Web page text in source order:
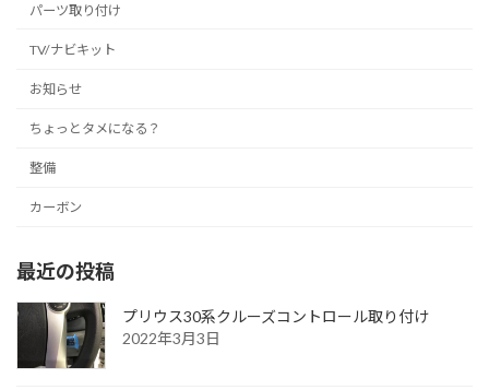
パーツ取り付け
TV/ナビキット
お知らせ
ちょっとタメになる？
整備
カーボン
最近の投稿
プリウス30系クルーズコントロール取り付け
2022年3月3日